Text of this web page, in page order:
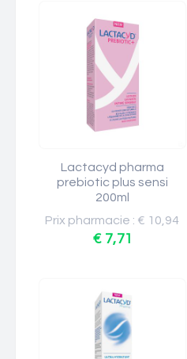
Lactacyd pharma
prebiotic plus sensi
200ml
Prix pharmacie : € 10,94
€ 7,71